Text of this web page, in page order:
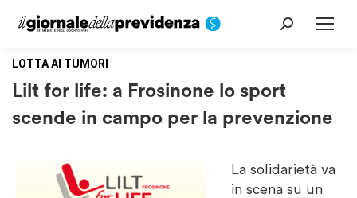
Cerca:
LOTTA AI TUMORI
Lilt for life: a Frosinone lo sport
scende in campo per la prevenzione
La solidarietà va
in scena su un